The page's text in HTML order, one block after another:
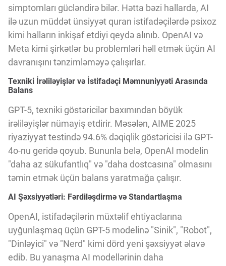
simptomları gücləndirə bilər. Hətta bəzi hallarda, AI
ilə uzun müddət ünsiyyət quran istifadəçilərdə psixoz
kimi halların inkişaf etdiyi qeydə alınıb. OpenAI və
Meta kimi şirkətlər bu problemləri həll etmək üçün AI
davranışını tənzimləməyə çalışırlar.
Texniki İrəliləyişlər və İstifadəçi Məmnuniyyəti Arasında
Balans
GPT-5, texniki göstəricilər baxımından böyük
irəliləyişlər nümayiş etdirir. Məsələn, AIME 2025
riyaziyyat testində 94.6% dəqiqlik göstəricisi ilə GPT-
4o-nu geridə qoyub. Bununla belə, OpenAI modelin
"daha az sükufantlıq" və "daha dostcasına" olmasını
təmin etmək üçün balans yaratmağa çalışır.
AI Şəxsiyyətləri: Fərdiləşdirmə və Standartlaşma
OpenAI, istifadəçilərin müxtəlif ehtiyaclarına
uyğunlaşmaq üçün GPT-5 modelinə "Sinik", "Robot",
"Dinləyici" və "Nerd" kimi dörd yeni şəxsiyyət əlavə
edib. Bu yanaşma AI modellərinin daha